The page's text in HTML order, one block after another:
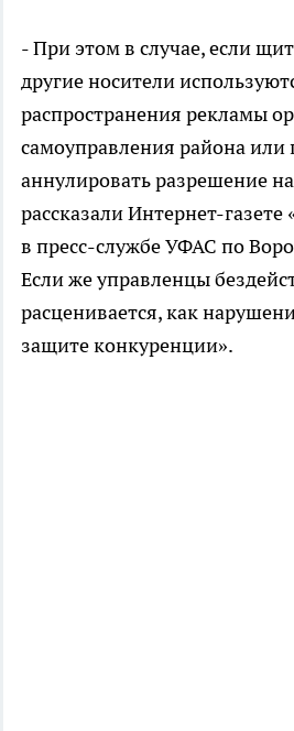
- При этом в случае, если
другие носители
распространения рекламы
самоуправления района или
аннулировать разрешение
рассказали Интернет-
в пресс-службе УФАС по
Если же управленцы
расценивается, как
защите конкуренции».